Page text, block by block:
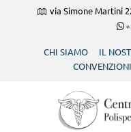
via Simone Martini
CHI SIAMO IL
CONVENZIONI